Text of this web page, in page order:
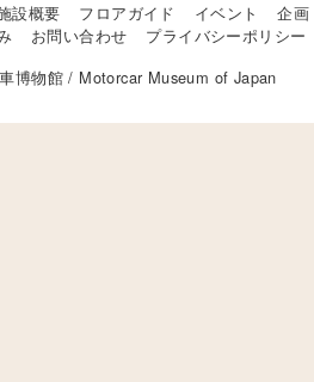
設概要 フロアガイド イベント
企画
お問い合わせ
プライバシーポリシー
博物館 / Motorcar Museum of Japan